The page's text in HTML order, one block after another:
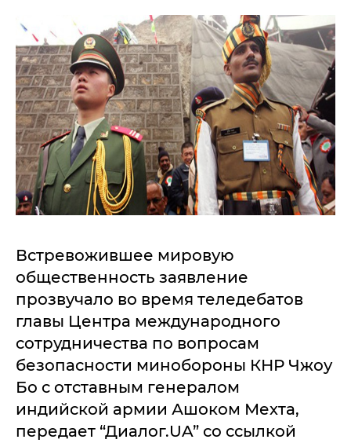
Встревожившее мировую
общественность заявление
прозвучало во время теледебатов
главы Центра международного
сотрудничества по вопросам
безопасности минобороны КНР Чжоу
Бо с отставным генералом
индийской армии Ашоком Мехта,
передает “Диалог.UA” со ссылкой